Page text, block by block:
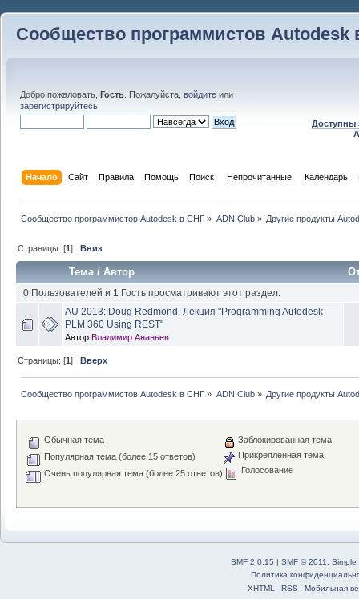
Сообщество программистов Autodesk
Добро пожаловать, Гость . Пожалуйста, войдите или
зарегистрируйтесь
Доступны
Начало Сайт Правила Помощь Поиск Непрочитанные Календарь
Сообщество программистов Autodesk в СНГ » ADN Club» Другие продукты
Страницы: [1]Вниз
Тема/Автор
0 Пользователей и 1 Гость просматривают этот раздел.
AU 2013: Doug Redmond. Лекция "Programming Autodesk
PLM 360 Using REST"
Автор Владимир Ананьев
Страницы: [1]Вверх
Сообщество программистов Autodesk в СНГ » ADN Club» Другие продукты
Обычная тема
Популярная тема (более 15 ответов)
Очень популярная тема (более 25 ответов)
Заблокированная тема
Прикрепленная тема
Голосование
SMF 2.0.15 | SMF © 2011
Simple
Политика
XHTML
RSS Мобильная